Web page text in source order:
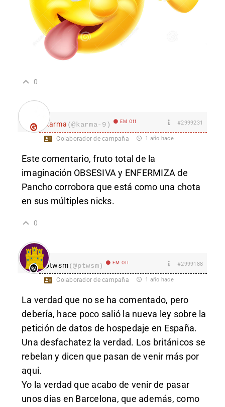
0
karma (@karma-9) EM Off #2999231
Colaborador de campaña 1 año hace
Este comentario, fruto total de la
imaginación OBSESIVA y ENFERMIZA de
Pancho corrobora que está como una chota
en sus múltiples nicks.
0
ptwsm(@ptwsm) EM Off #2999188
Colaborador de campaña 1 año hace
La verdad que no se ha comentado, pero
debería, hace poco salió la nueva ley sobre la
petición de datos de hospedaje en España.
Una desfachatez la verdad. Los británicos se
rebelan y dicen que pasan de venir más por
aqui.
Yo la verdad que acabo de venir de pasar
unos dias en Barcelona, que además, como